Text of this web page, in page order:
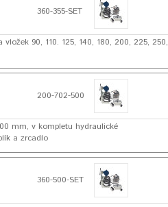
360-355-SET
90, 110. 125, 140, 180, 200, 225, 250,
200-702-500
mm, v kompletu hydraulické
a zrcadlo
360-500-SET